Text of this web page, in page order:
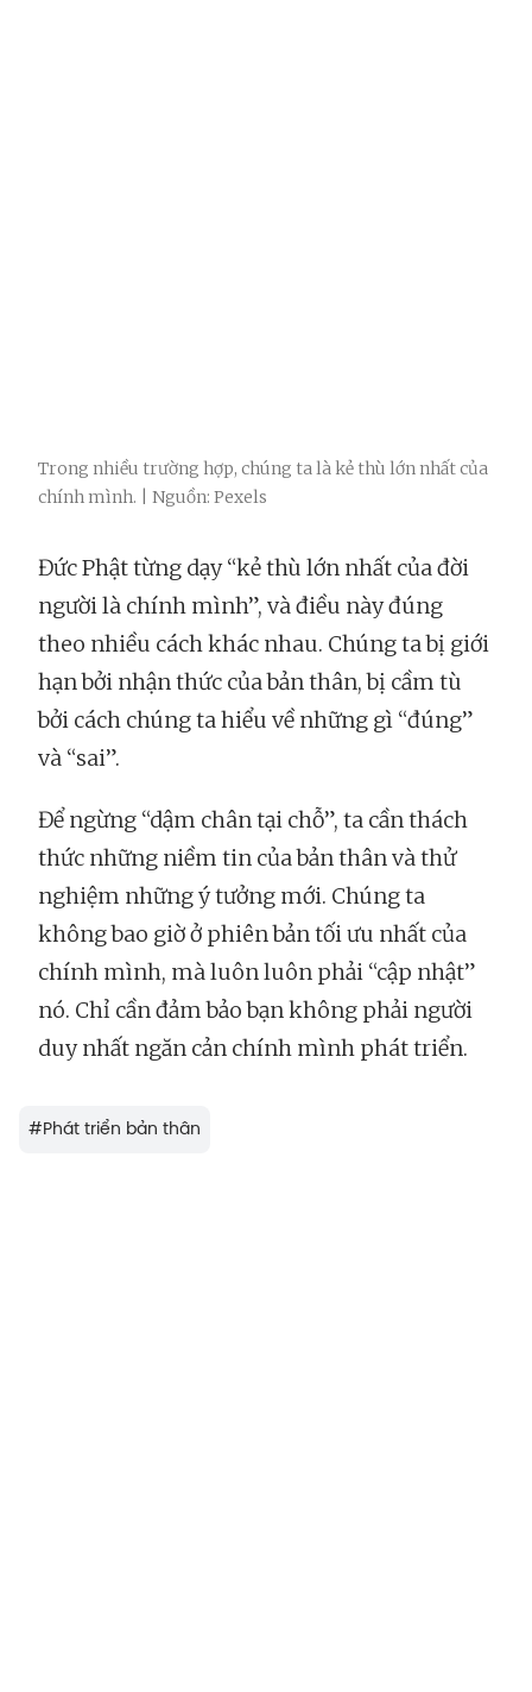
Trong nhiều trường hợp, chúng ta là kẻ thù lớn nhất của
chính mình. | Nguồn: Pexels
Đức Phật từng dạy “kẻ thù lớn nhất của đời
người là chính mình”, và điều này đúng
theo nhiều cách khác nhau. Chúng ta bị giới
hạn bởi nhận thức của bản thân, bị cầm tù
bởi cách chúng ta hiểu về những gì “đúng”
và “sai”.
Để ngừng “dậm chân tại chỗ”, ta cần thách
thức những niềm tin của bản thân và thử
nghiệm những ý tưởng mới. Chúng ta
không bao giờ ở phiên bản tối ưu nhất của
chính mình, mà luôn luôn phải “cập nhật”
nó. Chỉ cần đảm bảo bạn không phải người
duy nhất ngăn cản chính mình phát triển.
#Phát triển bản thân